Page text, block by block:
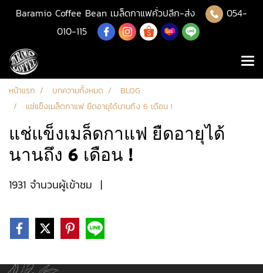
Baramio Coffee Bean เมล็ดกาแฟคั่วปลีก-ส่ง
054-
010-115
หน้าแรก บทความทั้งหมด
BLOG
แช่แข็งเมล็ดกาแฟ ยืดอายุได้นานถึง 6 เดือน !
แช่แข็งเมล็ดกาแฟ ยืดอายุได้
นานถึง 6 เดือน !
1931 จำนวนผู้เข้าชม |